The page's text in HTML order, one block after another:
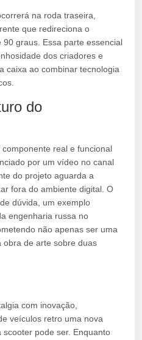
na roda traseira,
que redireciona o
graus. Essa parte essencial
dos criadores e
caixa ao combinar tecnologia
do
real e funcional
por um vídeo no canal
do projeto aguarda a
fora do ambiente digital. O
dúvida, um exemplo
engenharia russa no
não apenas ser uma
obra de arte sobre duas
com inovação,
veículos retro uma nova
pode ser. Enquanto